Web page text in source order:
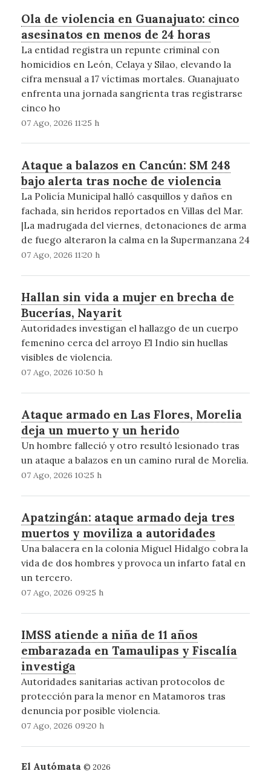
Ola de violencia en Guanajuato: cinco
asesinatos en menos de 24 horas
La entidad registra un repunte criminal con
homicidios en León, Celaya y Silao, elevando la
cifra mensual a 17 víctimas mortales. Guanajuato
enfrenta una jornada sangrienta tras registrarse
cinco ho
07 Ago, 2026 11:25 h
Ataque a balazos en Cancún: SM 248
bajo alerta tras noche de violencia
La Policía Municipal halló casquillos y daños en
fachada, sin heridos reportados en Villas del Mar.
|La madrugada del viernes, detonaciones de arma
de fuego alteraron la calma en la Supermanzana 24
07 Ago, 2026 11:20 h
Hallan sin vida a mujer en brecha de
Bucerías, Nayarit
Autoridades investigan el hallazgo de un cuerpo
femenino cerca del arroyo El Indio sin huellas
visibles de violencia.
07 Ago, 2026 10:50 h
Ataque armado en Las Flores, Morelia
deja un muerto y un herido
Un hombre falleció y otro resultó lesionado tras
un ataque a balazos en un camino rural de Morelia.
07 Ago, 2026 10:25 h
Apatzingán: ataque armado deja tres
muertos y moviliza a autoridades
Una balacera en la colonia Miguel Hidalgo cobra la
vida de dos hombres y provoca un infarto fatal en
un tercero.
07 Ago, 2026 09:25 h
IMSS atiende a niña de 11 años
embarazada en Tamaulipas y Fiscalía
investiga
Autoridades sanitarias activan protocolos de
protección para la menor en Matamoros tras
denuncia por posible violencia.
07 Ago, 2026 09:20 h
El Autómata © 2026